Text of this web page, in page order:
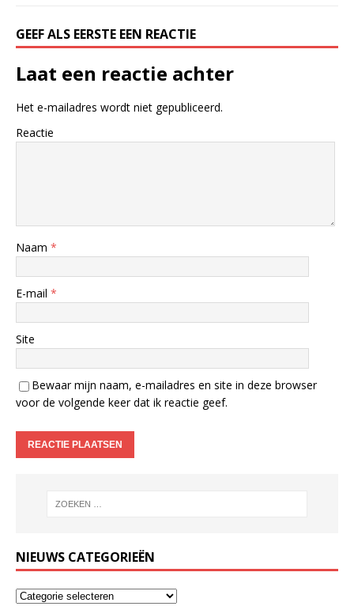
GEEF ALS EERSTE EEN REACTIE
Laat een reactie achter
Het e-mailadres wordt niet gepubliceerd.
Reactie
Naam *
E-mail *
Site
Bewaar mijn naam, e-mailadres en site in deze browser
voor de volgende keer dat ik reactie geef.
NIEUWS CATEGORIEËN